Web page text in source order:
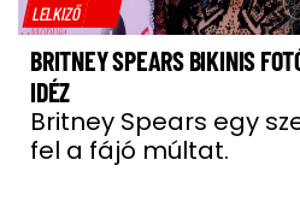
LELKIZŐ
BRITNEY SPEARS BIKINIS
IDÉZ
Britney Spears egy
fel a fájó múltat.